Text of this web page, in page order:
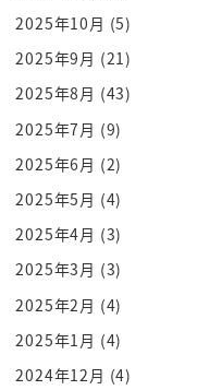
「再道歉也沒有用」
「還是想想辦法吧」
而因為呂布守城不出
他們想對付呂布 還是
「曹操夠聰明
而我們的實力也還不
「雖不得已 也只能先
「說得也是」
於是去找曹操商量
曹操自認為呂布再強
便幫忙出戰了
曹操真的很厲害
2025年10月 (5)
2025年9月 (21)
2025年8月 (43)
2025年7月 (9)
2025年6月 (2)
2025年5月 (4)
2025年4月 (3)
2025年3月 (3)
2025年2月 (4)
2025年1月 (4)
2024年12月 (4)